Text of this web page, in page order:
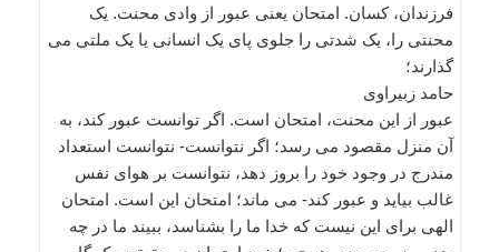
فرزندان، کسان. امتحان یعنی عبور از وادی محنت. یک
محنتی را، یک شدتی را جلوی پای یک انسانی یا یک ملتی می
گذارند؛
حامد زبیراوی
عبور از این محنت، امتحان است. اگر توانست عبور کند، به
آن منزل مقصود می رسد؛ اگر نتوانست- نتوانست استعداد
مندرج در وجود خود را بروز دهد، نتوانست بر هوای نفس
غالب بیاید و عبور کند- می ماند؛ امتحان این است. امتحان
الهی برای این نیست که خدا ما را بشناسد، ببیند ما در چه